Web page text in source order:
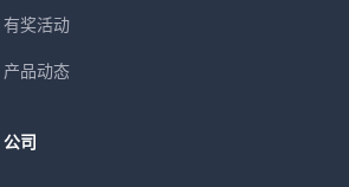
有奖活动
产品动态
公司